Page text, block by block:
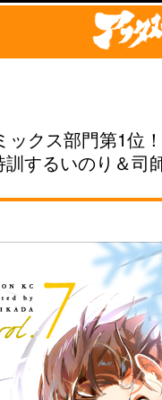
ックス部門第1
するいのり＆司